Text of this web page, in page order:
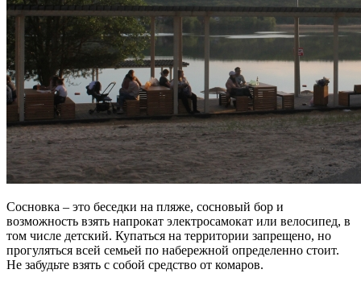
Сосновка – это беседки на пляже, сосновый бор и
возможность взять напрокат электросамокат или велосипед, в
том числе детский. Купаться на территории запрещено, но
прогуляться всей семьей по набережной определенно стоит.
Не забудьте взять с собой средство от комаров.